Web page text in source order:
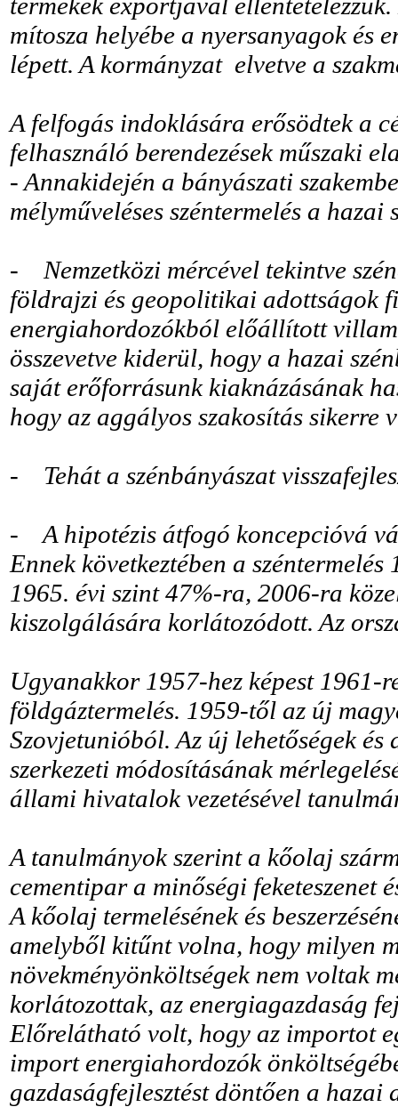
mítosza helyébe a nyersanyagok
lépett. A kormányzat elvetve a
A felfogás indoklására erősödtek a
felhasználó berendezések műszaki
- Annakidején a bányászati
mélyműveléses széntermelés a
- Nemzetközi mércével tekintve
földrajzi és geopolitikai adottságok
energiahordozókból előállított
összevetve kiderül, hogy a hazai
saját erőforrásunk kiaknázásának
hogy az aggályos szakosítás sikerre
- Tehát a szénbányászat
- A hipotézis átfogó koncepcióvá
Ennek következtében a
1965. évi szint 47%-ra, 2006-ra
kiszolgálására korlátozódott. Az
Ugyanakkor 1957-hez képest
földgáztermelés. 1959-től az új
Szovjetunióból. Az új lehetőségek
szerkezeti módosításának
állami hivatalok vezetésével
A tanulmányok szerint a kőolaj
cementipar a minőségi feketeszenet
A kőolaj termelésének és
amelyből kitűnt volna, hogy milyen
növekményönköltségek nem voltak
korlátozottak, az energiagazdaság
Előrelátható volt, hogy az importot
import energiahordozók
gazdaságfejlesztést döntően a